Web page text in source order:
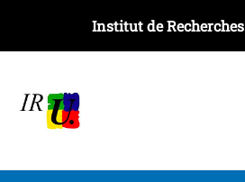
contenu
Institut de Recherches